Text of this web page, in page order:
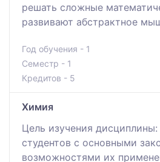
решать сложные
развивают абстрактное
Год обучения - 1
Семестр - 1
Кредитов - 5
Химия
Цель изучения
студентов с основными
возможностями их